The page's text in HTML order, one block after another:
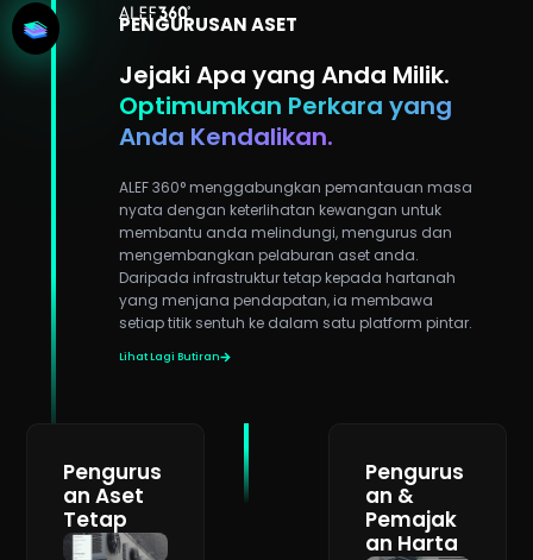
PENGURUSAN ASET
Jejaki Apa yang Anda Milik.
Optimumkan Perkara yang
Anda Kendalikan.
ALEF 360° menggabungkan pemantauan masa
nyata dengan keterlihatan kewangan untuk
membantu anda melindungi, mengurus dan
mengembangkan pelaburan aset anda.
Daripada infrastruktur tetap kepada hartanah
yang menjana pendapatan, ia membawa
setiap titik sentuh ke dalam satu platform pintar.
Lihat Lagi Butiran
Pengurus
an Aset
Tetap
Pengurus
an &
Pemajak
an Harta